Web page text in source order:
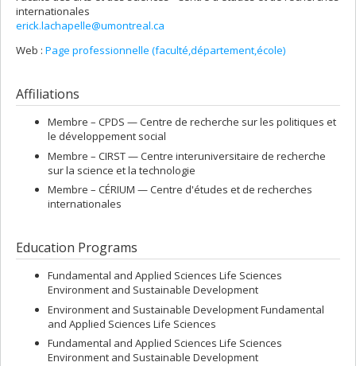
internationales
erick.lachapelle@umontreal.ca
Web : Page professionnelle (faculté,département,école)
Affiliations
Membre – CPDS — Centre de recherche sur les politiques et
le développement social
Membre – CIRST — Centre interuniversitaire de recherche
sur la science et la technologie
Membre – CÉRIUM — Centre d'études et de recherches
internationales
Education Programs
Fundamental and Applied Sciences Life Sciences
Environment and Sustainable Development
Environment and Sustainable Development Fundamental
and Applied Sciences Life Sciences
Fundamental and Applied Sciences Life Sciences
Environment and Sustainable Development